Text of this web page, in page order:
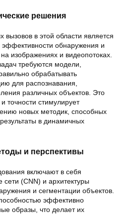
решения
вызовов в этой области является
обнаружения и
изображениях и видеопотоках.
требуются модели,
обрабатывать
для распознавания,
различных объектов. Это
точности стимулирует
новых методик, способных
в динамичных
и перспективы
включают в себя
(CNN) и архитектуры
и сегментации объектов.
эффективно
образы, что делает их